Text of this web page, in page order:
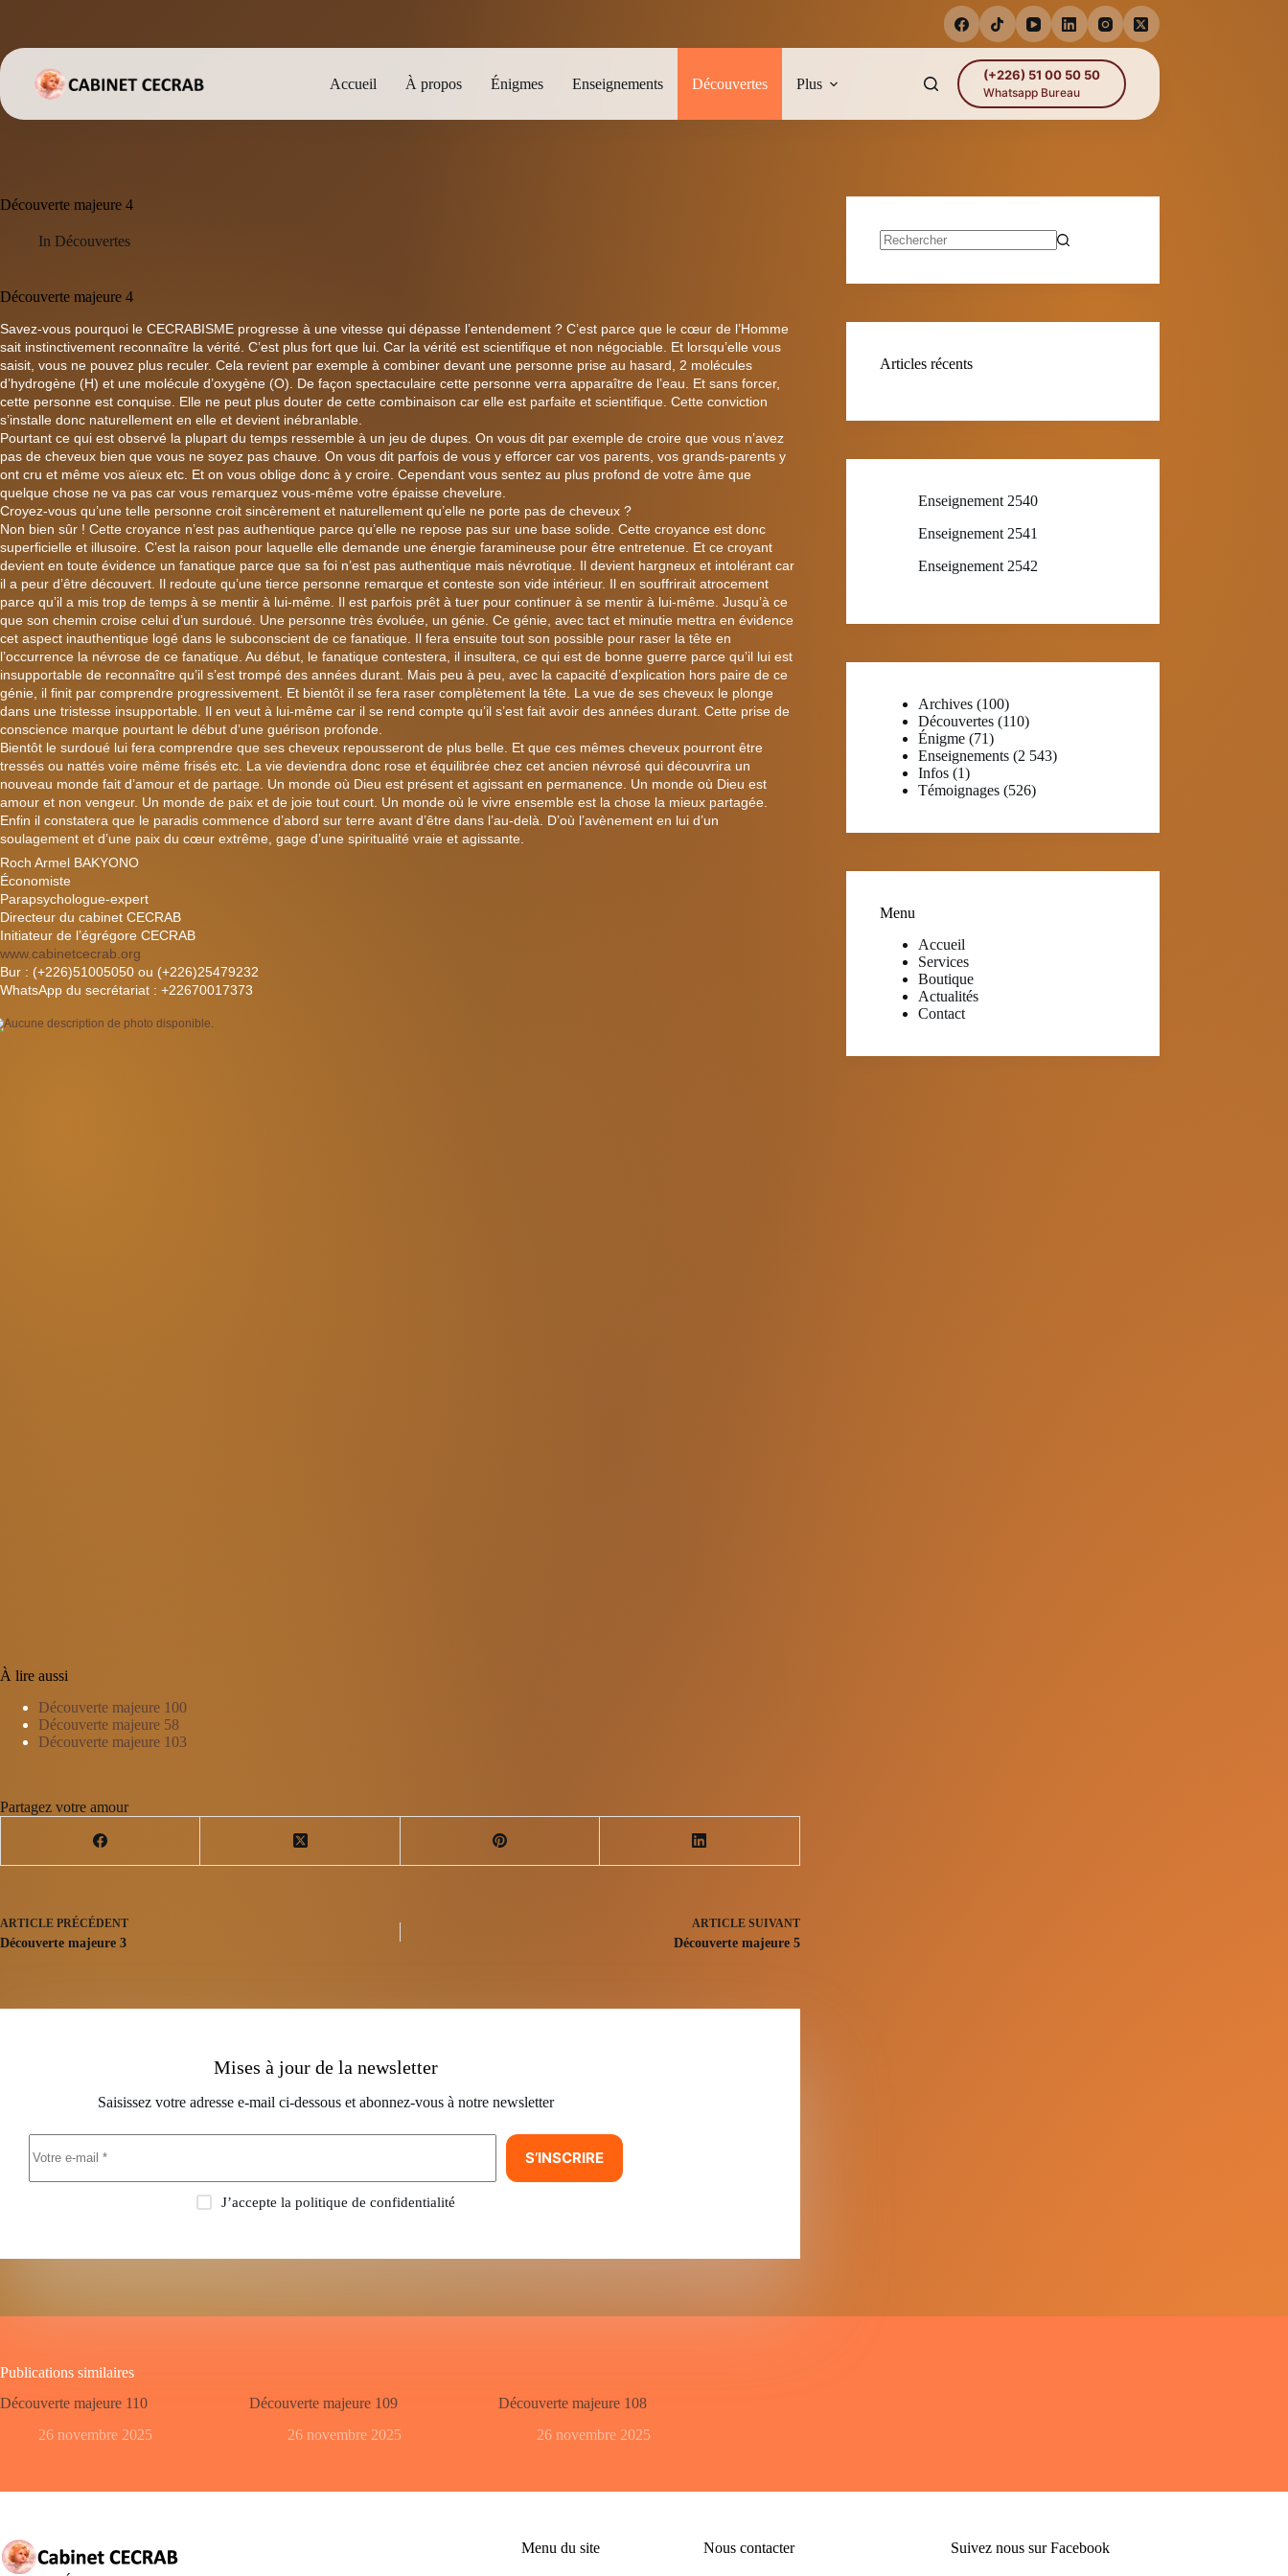
Accueil À propos Énigmes Enseignements Découvertes Plus
(+226) 51 00 50 50
Whatsapp Bureau
Découverte majeure 4
In Découvertes
Découverte majeure 4
Savez-vous pourquoi le CECRABISME progresse à une vitesse qui dépasse l’entendement ? C’est parce que le cœur de l’Homme
sait instinctivement reconnaître la vérité. C’est plus fort que lui. Car la vérité est scientifique et non négociable. Et lorsqu’elle vous
saisit, vous ne pouvez plus reculer. Cela revient par exemple à combiner devant une personne prise au hasard, 2 molécules
d’hydrogène (H) et une molécule d’oxygène (O). De façon spectaculaire cette personne verra apparaître de l’eau. Et sans forcer,
cette personne est conquise. Elle ne peut plus douter de cette combinaison car elle est parfaite et scientifique. Cette conviction
s’installe donc naturellement en elle et devient inébranlable.
Pourtant ce qui est observé la plupart du temps ressemble à un jeu de dupes. On vous dit par exemple de croire que vous n’avez
pas de cheveux bien que vous ne soyez pas chauve. On vous dit parfois de vous y efforcer car vos parents, vos grands-parents y
ont cru et même vos aïeux etc. Et on vous oblige donc à y croire. Cependant vous sentez au plus profond de votre âme que
quelque chose ne va pas car vous remarquez vous-même votre épaisse chevelure.
Croyez-vous qu’une telle personne croit sincèrement et naturellement qu’elle ne porte pas de cheveux ?
Non bien sûr ! Cette croyance n’est pas authentique parce qu’elle ne repose pas sur une base solide. Cette croyance est donc
superficielle et illusoire. C’est la raison pour laquelle elle demande une énergie faramineuse pour être entretenue. Et ce croyant
devient en toute évidence un fanatique parce que sa foi n’est pas authentique mais névrotique. Il devient hargneux et intolérant car
il a peur d’être découvert. Il redoute qu’une tierce personne remarque et conteste son vide intérieur. Il en souffrirait atrocement
parce qu’il a mis trop de temps à se mentir à lui-même. Il est parfois prêt à tuer pour continuer à se mentir à lui-même. Jusqu’à ce
que son chemin croise celui d’un surdoué. Une personne très évoluée, un génie. Ce génie, avec tact et minutie mettra en évidence
cet aspect inauthentique logé dans le subconscient de ce fanatique. Il fera ensuite tout son possible pour raser la tête en
l’occurrence la névrose de ce fanatique. Au début, le fanatique contestera, il insultera, ce qui est de bonne guerre parce qu’il lui est
insupportable de reconnaître qu’il s’est trompé des années durant. Mais peu à peu, avec la capacité d’explication hors paire de ce
génie, il finit par comprendre progressivement. Et bientôt il se fera raser complètement la tête. La vue de ses cheveux le plonge
dans une tristesse insupportable. Il en veut à lui-même car il se rend compte qu’il s’est fait avoir des années durant. Cette prise de
conscience marque pourtant le début d’une guérison profonde.
Bientôt le surdoué lui fera comprendre que ses cheveux repousseront de plus belle. Et que ces mêmes cheveux pourront être
tressés ou nattés voire même frisés etc. La vie deviendra donc rose et équilibrée chez cet ancien névrosé qui découvrira un
nouveau monde fait d’amour et de partage. Un monde où Dieu est présent et agissant en permanence. Un monde où Dieu est
amour et non vengeur. Un monde de paix et de joie tout court. Un monde où le vivre ensemble est la chose la mieux partagée.
Enfin il constatera que le paradis commence d’abord sur terre avant d’être dans l’au-delà. D’où l’avènement en lui d’un
soulagement et d’une paix du cœur extrême, gage d’une spiritualité vraie et agissante.
Roch Armel BAKYONO
Économiste
Parapsychologue-expert
Directeur du cabinet CECRAB
Initiateur de l’égrégore CECRAB
www.cabinetcecrab.org
Bur : (+226)51005050 ou (+226)25479232
WhatsApp du secrétariat : +22670017373
À lire aussi
Découverte majeure 100
Découverte majeure 58
Découverte majeure 103
Partagez votre amour
ARTICLE PRÉCÉDENT
Découverte majeure 3
ARTICLESUIVANT
Découverte majeure 5
Mises à jour de la newsletter
Saisissez votre adresse e-mail ci-dessous et abonnez-vous à notre newsletter
S’INSCRIRE
J’accepte la politique de confidentialité
Articles récents
Enseignement 2540
Enseignement 2541
Enseignement 2542
Archives (100)
Découvertes (110)
Énigme (71)
Enseignements (2 543)
Infos (1)
Témoignages (526)
Menu
Accueil
Services
Boutique
Actualités
Contact
Publications similaires
Découverte majeure 110
26 novembre 2025
Découverte majeure 109
26 novembre 2025
Découverte majeure 108
26 novembre 2025
Menu du site Nous contacter Suivez nous sur Facebook